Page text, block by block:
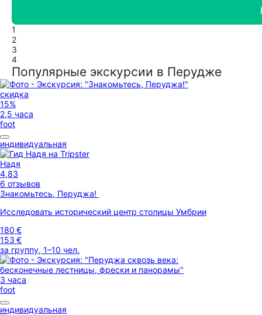
1
2
3
4
Популярные экскурсии в Перудже
скидка
15%
2,5 часа
foot
индивидуальная
Надя
4,83
6 отзывов
Знакомьтесь, Перуджа!
Исследовать исторический центр столицы Умбрии
180 €
153 €
за группу, 1–10 чел.
3 часа
foot
индивидуальная